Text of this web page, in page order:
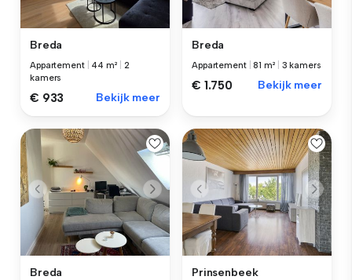
Breda
Appartement 44 m²
2
kamers
€ 933 Bekijk meer
Breda
Appartement |81 m² 3 kamers
€ 1.750 Bekijk meer
Breda Prinsenbeek